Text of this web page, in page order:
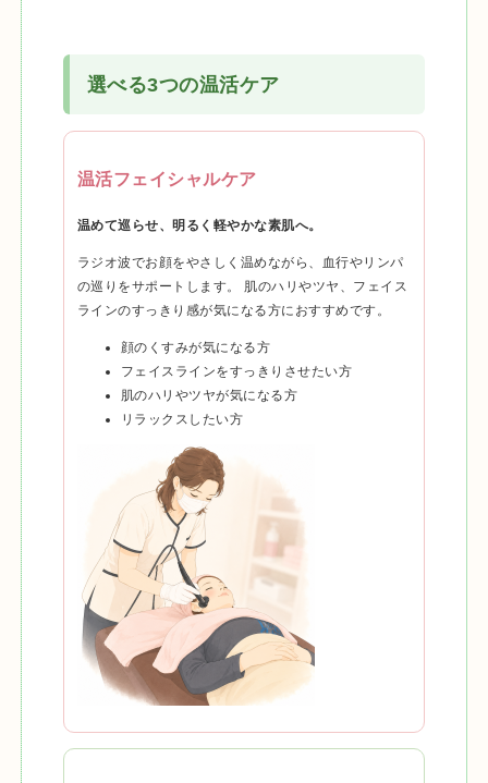
選べる3つの温活ケア
温活フェイシャルケア
温めて巡らせ、明るく軽やかな素肌へ。
ラジオ波でお顔をやさしく温めながら、血行やリンパ
の巡りをサポートします。 肌のハリやツヤ、フェイス
ラインのすっきり感が気になる方におすすめです。
顔のくすみが気になる方
フェイスラインをすっきりさせたい方
肌のハリやツヤが気になる方
リラックスしたい方